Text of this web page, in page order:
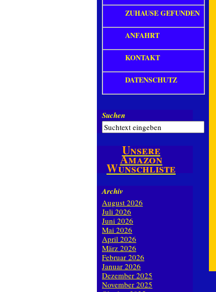
ZUHAUSE GEFUNDEN
ANFAHRT
KONTAKT
DATENSCHUTZ
Suchen
Unsere
Amazon
Wunschliste
Archiv
August 2026
Juli 2026
Juni 2026
Mai 2026
April 2026
März 2026
Februar 2026
Januar 2026
Dezember 2025
November 2025